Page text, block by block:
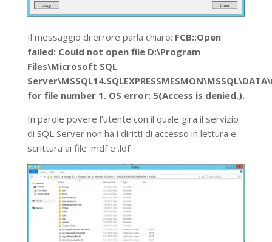
Il messaggio di errore parla chiaro: FCB::Open
failed: Could not open file D:\Program
Files\Microsoft SQL
for file number 1. OS error: 5(Access is denied.).
In parole povere l’utente con il quale gira il servizio
di SQL Server non ha i diritti di accesso in lettura e
scrittura ai file .mdf e .ldf